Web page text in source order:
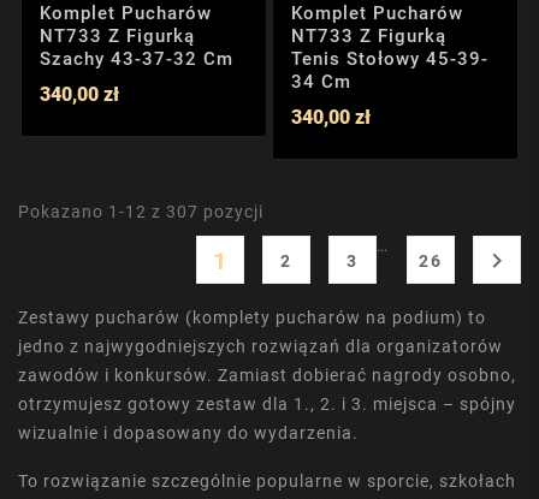
Komplet Pucharów
NT733 Z Figurką
Szachy 43-37-32 Cm
340,00 zł
Komplet Pucharów
NT733 Z Figurką
Tenis Stołowy 45-39-
34 Cm
340,00 zł
Pokazano 1-12 z 307 pozycji
1 2 3
…
26

Zestawy pucharów (komplety pucharów na podium) to
jedno z najwygodniejszych rozwiązań dla organizatorów
zawodów i konkursów. Zamiast dobierać nagrody osobno,
otrzymujesz gotowy zestaw dla 1., 2. i 3. miejsca – spójny
wizualnie i dopasowany do wydarzenia.
To rozwiązanie szczególnie popularne w sporcie, szkołach